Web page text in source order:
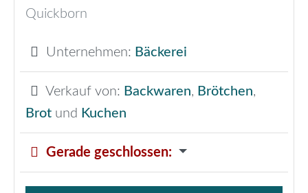
Quickborn
Unternehmen: Bäckerei
Verkauf von: Backwaren, Brötchen,
Brot und Kuchen
Gerade geschlossen: